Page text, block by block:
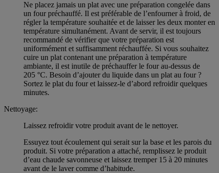
Ne placez jamais un plat avec une préparation congelée dans
un four préchauffé. Il est préférable de l’enfourner à froid, de
régler la température souhaitée et de laisser les deux monter en
température simultanément. Avant de servir, il est toujours
recommandé de vérifier que votre préparation est
uniformément et suffisamment réchauffée. Si vous souhaitez
cuire un plat contenant une préparation à température
ambiante, il est inutile de préchauffer le four au-dessus de
205 °C. Besoin d’ajouter du liquide dans un plat au four ?
Sortez le plat du four et laissez-le d’abord refroidir quelques
minutes.
Nettoyage:
Laissez refroidir votre produit avant de le nettoyer.
Essuyez tout écoulement qui serait sur la base et les parois du
produit. Si votre préparation a attaché, remplissez le produit
d’eau chaude savonneuse et laissez tremper 15 à 20 minutes
avant de le laver comme d’habitude.